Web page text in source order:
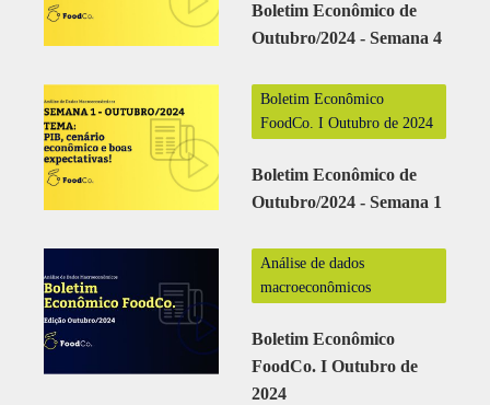
Boletim Econômico de
Outubro/2024 - Semana 4
Boletim Econômico
FoodCo. I Outubro de 2024
Boletim Econômico de
Outubro/2024 - Semana 1
Análise de dados
macroeconômicos
Boletim Econômico
FoodCo. I Outubro de
2024